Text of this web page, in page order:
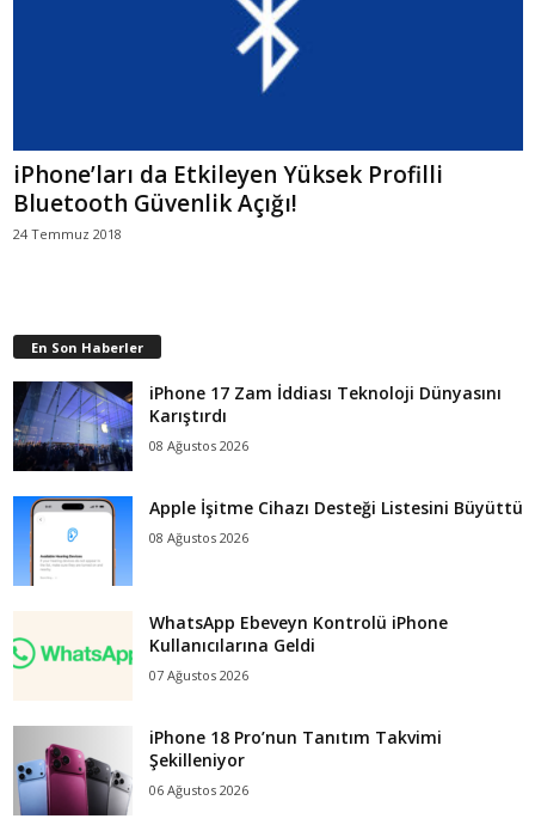
iPhone’ları da Etkileyen Yüksek Profilli
Bluetooth Güvenlik Açığı!
24 Temmuz 2018
En Son Haberler
iPhone 17 Zam İddiası Teknoloji Dünyasını
Karıştırdı
08 Ağustos 2026
Apple İşitme Cihazı Desteği Listesini Büyüttü
08 Ağustos 2026
WhatsApp Ebeveyn Kontrolü iPhone
Kullanıcılarına Geldi
07 Ağustos 2026
iPhone 18 Pro’nun Tanıtım Takvimi
Şekilleniyor
06 Ağustos 2026